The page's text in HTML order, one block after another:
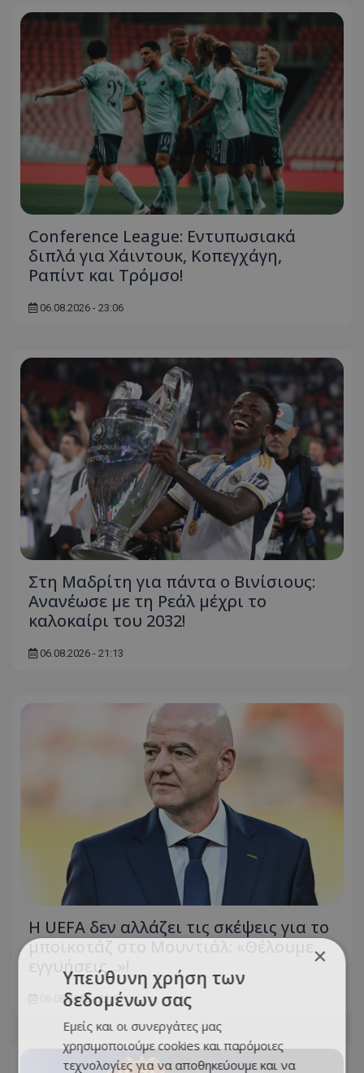
Conference League: Εντυπωσιακά
διπλά για Χάιντουκ, Κοπεγχάγη,
Ραπίντ και Τρόμσο!
06.08.2026 - 23:06
Στη Μαδρίτη για πάντα ο Βινίσιους:
Ανανέωσε με τη Ρεάλ μέχρι το
καλοκαίρι του 2032!
06.08.2026 - 21:13
Η UEFA δεν αλλάζει τις σκέψεις για το
μποϊκοτάζ στο Μουντιάλ: «Θέλουμε
εγγυήσεις...»!
06.08.2026 - 22:11
×
Υπεύθυνη χρήση των
δεδομένων σας
Εμείς και οι συνεργάτες μας
χρησιμοποιούμε cookies και παρόμοιες
τεχνολογίες για να αποθηκεύουμε και να